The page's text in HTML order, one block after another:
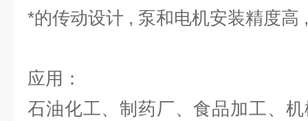
*的传动设计 , 泵和电机安装精度高
应用：
石油化工、制药厂、食品加工、